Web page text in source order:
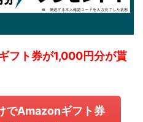
フト券が1,000円分が貰
でAmazonギフト券